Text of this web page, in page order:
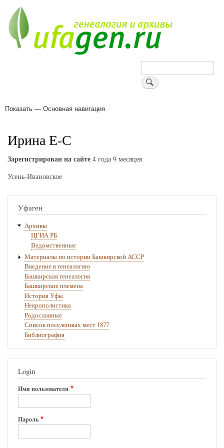
основному
содержанию
Поиск
Основная
Показать — Основная навигация
Ирина Е-С
Зарегистрирован на сайте 4 года 9 месяцев
Усень-Ивановское
Уфаген
Архивы
ЦГИА РБ
Ведомственные
Материалы по истории Башкирской АССР
Введение в генеалогию
Башкирская генеалогия
Башкирские племена
История Уфы
Некрополистика
Родословные
Список поселенных мест 1877
Библиография
Login
Имя пользователя
Пароль